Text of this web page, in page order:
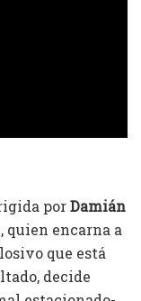
porDamián
quien encarna a
que está
decide